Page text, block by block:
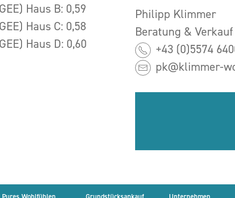
Haus B: 0,59
Haus C: 0,58
Haus D: 0,60
Philipp Klimmer
Beratung & Verkauf
+43 (0)5574
pk@klimmer-